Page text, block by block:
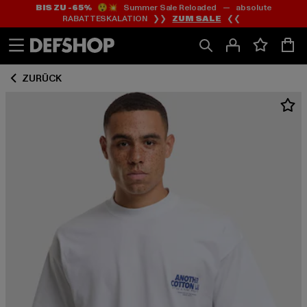
Zum
Inhalt
springen
Zum
Fußzeile
springen
BIS ZU -65%😲💥 Summer Sale Reloaded — absolute
RABATTESKALATION ❯❯ ZUM SALE ❮❮
ZURÜCK